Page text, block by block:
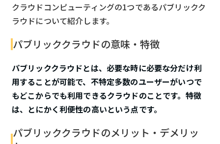
クラウドコンピューティングの1つであるパブリックク
ラウドについて紹介します。
パブリッククラウドの意味・特徴
パブリッククラウドとは、必要な時に必要な分だけ利
用することが可能で、不特定多数のユーザーがいつで
もどこからでも利用できるクラウドのことです。特徴
は、とにかく利便性の高いという点です。
パブリッククラウドのメリット・デメリッ